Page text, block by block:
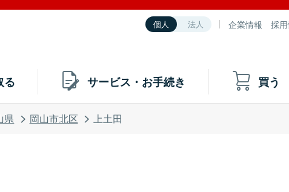
個人 法人 企業情報 採
る サービス・お手続き 買う
県 岡山市北区 上土田